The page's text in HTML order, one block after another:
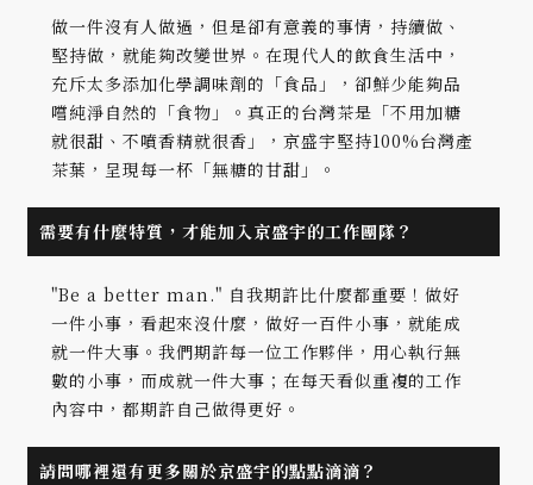
做一件沒有人做過，但是卻有意義的事情，持續做、
堅持做，就能夠改變世界。在現代人的飲食生活中，
充斥太多添加化學調味劑的「食品」，卻鮮少能夠品
嚐純淨自然的「食物」。真正的台灣茶是「不用加糖
就很甜、不噴香精就很香」，京盛宇堅持100%台灣產
茶葉，呈現每一杯「無糖的甘甜」。
需要有什麼特質，才能加入京盛宇的工作團隊？
"Be a better man." 自我期許比什麼都重要！做好
一件小事，看起來沒什麼，做好一百件小事，就能成
就一件大事。我們期許每一位工作夥伴，用心執行無
數的小事，而成就一件大事；在每天看似重複的工作
內容中，都期許自己做得更好。
請問哪裡還有更多關於京盛宇的點點滴滴？